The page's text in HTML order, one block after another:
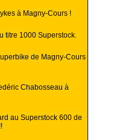
à Magny-Cours !
titre 1000 Superstock.
de Magny-Cours
Chabosseau à
au Superstock 600 de